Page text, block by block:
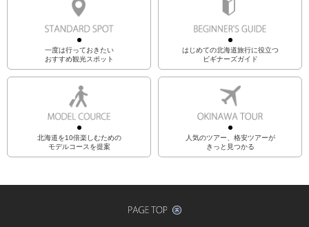
一度は行っておきたい
おすすめ観光スポット
はじめての北海道旅行に役立つ
ビギナーズガイド
北海道を10倍楽しむための
モデルコースを提案
人気のツアー、格安ツアーが
きっと見つかる